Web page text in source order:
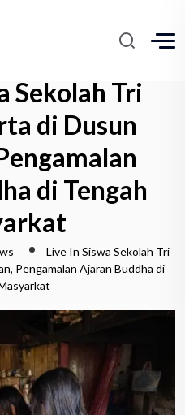
Sekolah Tri
di Dusun
di Tengah
Live In Siswa Sekolah Tri
Pengamalan Ajaran Buddha di